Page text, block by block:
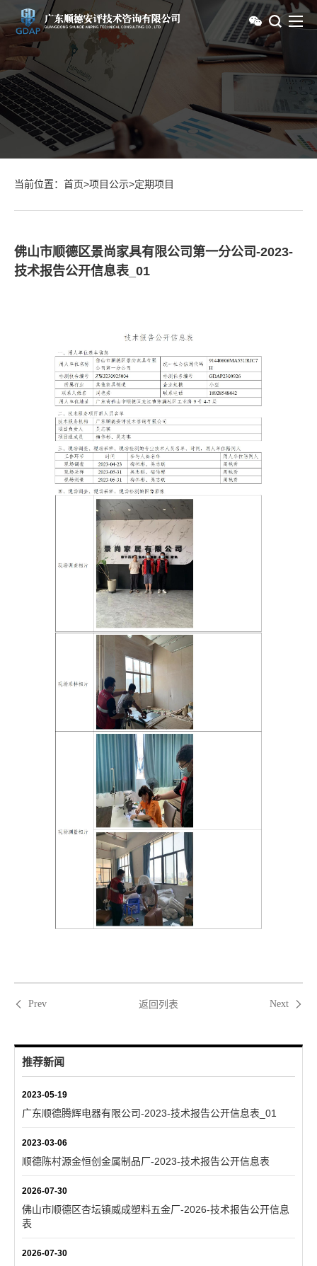
当前位置： 首页>项目公示>定期项目
佛山市顺德区景尚家具有限公司第一分公司-2023-
技术报告公开信息表_01
Prev 返回列表 Next
推荐新闻
2023-05-19
广东顺德腾辉电器有限公司-2023-技术报告公开信息表_01
2023-03-06
顺德陈村源金恒创金属制品厂-2023-技术报告公开信息表
2026-07-30
佛山市顺德区杏坛镇威成塑料五金厂-2026-技术报告公开信息
表
2026-07-30